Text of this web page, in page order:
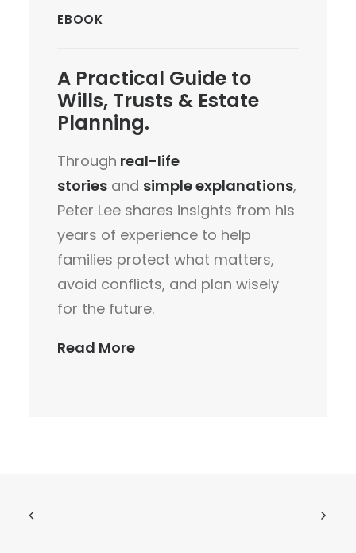
EBOOK
A Practical Guide to
Wills, Trusts & Estate
Planning.
Through real-life
stories and simple explanations,
Peter Lee shares insights from his
years of experience to help
families protect what matters,
avoid conflicts, and plan wisely
for the future.
Read More